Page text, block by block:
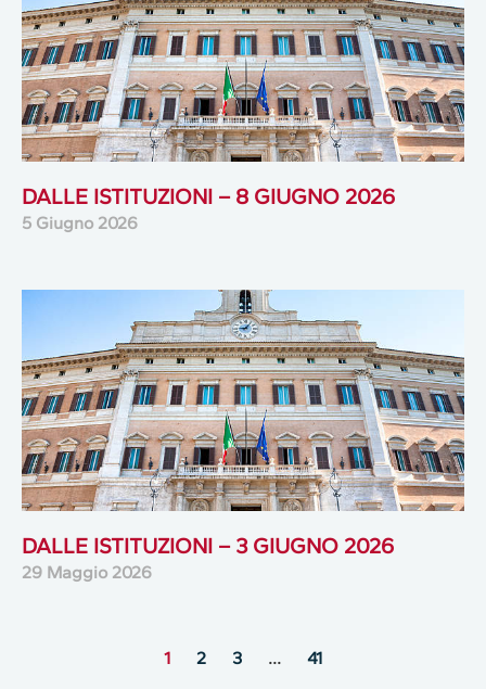
DALLE ISTITUZIONI – 8 GIUGNO 2026
5 Giugno 2026
DALLE ISTITUZIONI – 3 GIUGNO 2026
29 Maggio 2026
1 2 3 … 41